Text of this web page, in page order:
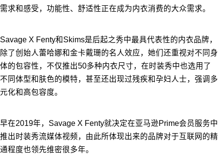
需求和感受，功能性、舒适性正在成为内衣消费的大众需求。
Savage X Fenty和Skims是后起之秀中最具代表性的内衣品牌，
除了创始人蕾哈娜和金卡戴珊的名人效应，她们还重视对不同身
体的包容性，不仅推出50多种内衣尺寸，在时装秀中也选用了
不同体型和肤色的模特，甚至还出现过残疾和孕妇人士，强调多
元化和高包容度。
早在2019年，Savage X Fenty就决定在亚马逊Prime会员服务中
推出时装秀流媒体视频，由此所体现出来的品牌对于互联网的精
通程度也领先维密很多年。